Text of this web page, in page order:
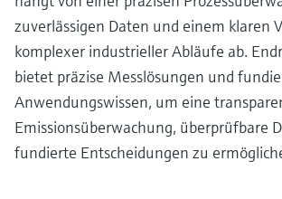
Industriebatterien übernehmen
Wasserstoffbeimischung.
Prozesse und Technologien in der
zu Verbesserungen in der
Eine effiziente Abfallwirtschaft ist für
und Geschäftserfolg von entscheidender
zuverlässigen Daten und einem klaren
komplexer industrieller Abläufe ab.
bietet präzise Messlösungen und
Anwendungswissen, um eine
Emissionsüberwachung, überprüfbare
fundierte Entscheidungen zu